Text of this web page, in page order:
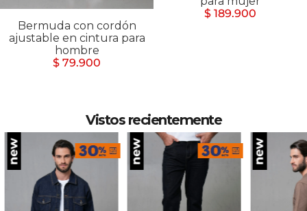
Bermuda con cordón
ajustable en cintura para
hombre
$ 79.900
$ 189.900
Vistos recientemente